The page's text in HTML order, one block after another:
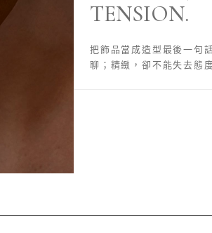
TENSION.
把飾品當成造型最後一句
聊；精緻，卻不能失去態